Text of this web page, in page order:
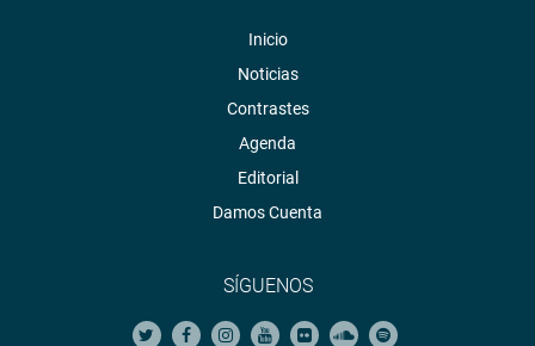
Inicio
Noticias
Contrastes
Agenda
Editorial
Damos Cuenta
SÍGUENOS